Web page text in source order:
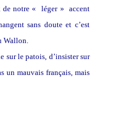
de notre « léger » accent
sans doute et c’est
Wallon.
sur le patois, d’insister sur
un mauvais français, mais